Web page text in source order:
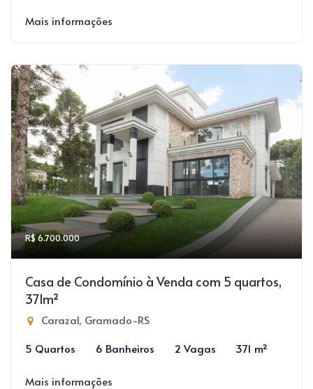
Mais informações
R$ 6.700.000
Casa de Condomínio à Venda com 5 quartos,
371m²
Carazal, Gramado-RS
5 Quartos
6 Banheiros 2 Vagas 371 m²
Mais informações